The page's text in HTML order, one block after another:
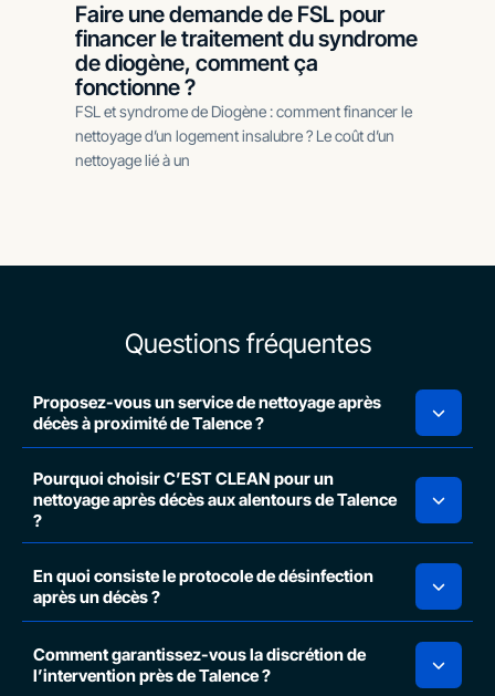
Faire une demande de FSL pour
financer le traitement du syndrome
de diogène, comment ça
fonctionne ?
FSL et syndrome de Diogène : comment financer le
nettoyage d’un logement insalubre ? Le coût d’un
nettoyage lié à un
Questions fréquentes
Proposez-vous un service de nettoyage après
décès à proximité de Talence ?
Pourquoi choisir C’EST CLEAN pour un
nettoyage après décès aux alentours de Talence
?
En quoi consiste le protocole de désinfection
après un décès ?
Comment garantissez-vous la discrétion de
l’intervention près de Talence ?